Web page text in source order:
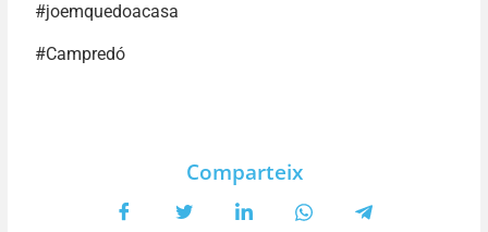
#joemquedoacasa
#Campredó
Comparteix